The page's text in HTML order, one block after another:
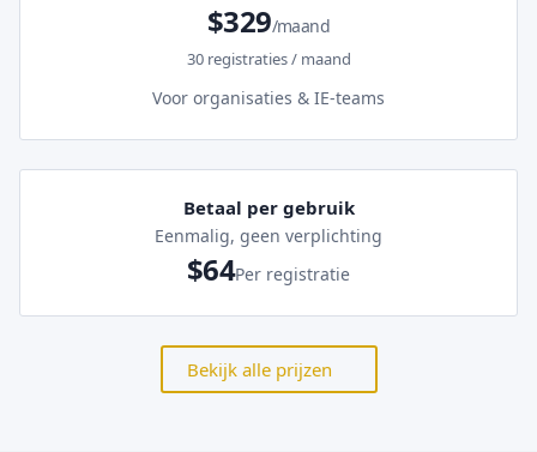
$329/maand
30 registraties / maand
Voor organisaties & IE-teams
Betaal per gebruik
Eenmalig, geen verplichting
$64Per registratie
Bekijk alle prijzen